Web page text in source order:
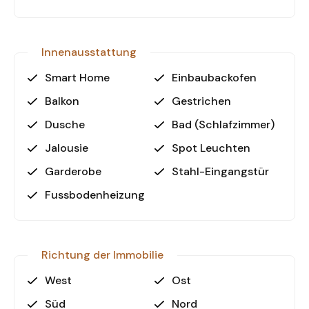
Neben der exklusiven Ausstattung der
Wohnungen bietet das Wohnprojekt zahlreiche
• Überdachter Parkplatz für sicheres Parken
• Ladestation für Elektrofahrzeuge für nachhaltige
• Zentrales Satellitensystem für besten TV-
Empfang
• Wasserreinigungssystem für sauberes
Fertigstellungstermin
Innenausstattung
Smart Home
Einbaubackofen
Balkon
Gestrichen
Dusche
Bad (Schlafzimmer)
Jalousie
Spot Leuchten
Garderobe
Stahl-Eingangstür
Fussbodenheizung
Richtung der Immobilie
West
Ost
Süd
Nord